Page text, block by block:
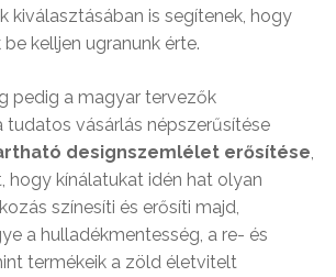
kiválasztásában is segítenek, hogy
kelljen ugranunk érte.
pedig a magyar tervezők
tudatos vásárlás népszerűsítése
designszemlélet erősítése
hogy kínálatukat idén hat olyan
színesíti és erősíti majd,
a hulladékmentesség, a re- és
termékeik a zöld életvitelt